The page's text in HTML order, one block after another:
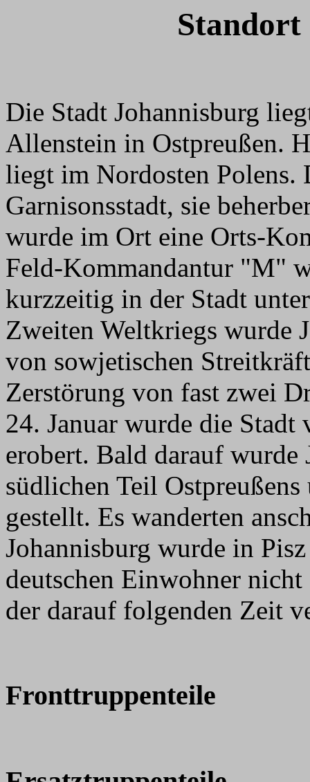
Standort
Die Stadt Johannisburg
Allenstein in Ostpreußen.
liegt im Nordosten Polens.
Garnisonsstadt, sie
wurde im Ort eine Orts-
Feld-Kommandantur "M"
kurzzeitig in der Stadt
Zweiten Weltkriegs wurde
von sowjetischen
Zerstörung von fast zwei
24. Januar wurde die
erobert. Bald darauf wurde
südlichen Teil
gestellt. Es wanderten
Johannisburg wurde in
deutschen Einwohner
der darauf folgenden Zeit
Fronttruppenteile